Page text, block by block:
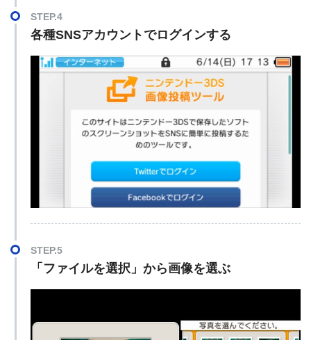
STEP.4
各種SNSアカウントでログインする
STEP.5
「ファイルを選択」から画像を選ぶ